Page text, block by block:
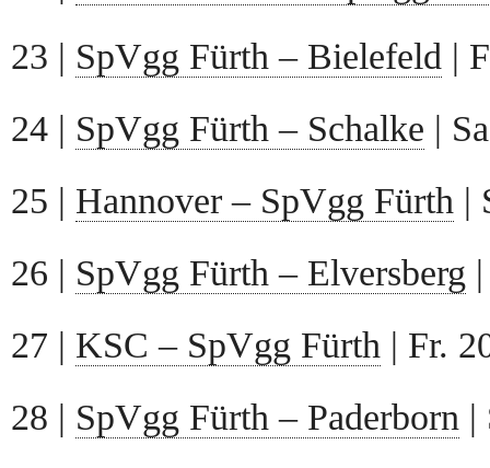
23 | SpVgg Fürth – Bielefeld |
24 | SpVgg Fürth – Schalke |
25 | Hannover – SpVgg Fürth |
26 | SpVgg Fürth – Elversberg
27 | KSC – SpVgg Fürth | Fr.
28 | SpVgg Fürth – Paderborn |